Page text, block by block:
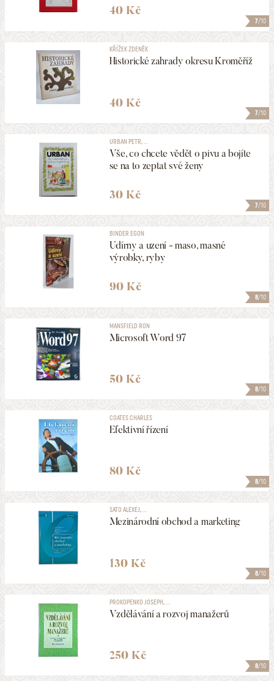
7/10
40 Kč
7/10
KŘÍŽEK ZDENĚK
Historické zahrady okresu Kroměříž
40 Kč
7/10
URBAN PETR, ...
Vše, co chcete vědět o pivu a bojíte
se na to zeptat své ženy
30 Kč
8/10
BINDER EGON
Udírny a uzení - maso, masné
výrobky, ryby
90 Kč
8/10
MANSFIELD RON
Microsoft Word 97
50 Kč
8/10
COATES CHARLES
Efektivní řízení
80 Kč
8/10
SATO ALEXEJ, ...
Mezinárodní obchod a marketing
130 Kč
8/10
PROKOPENKO JOSEPH, ...
Vzdělávání a rozvoj manažerů
250 Kč